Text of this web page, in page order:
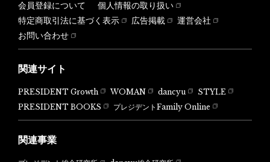
会員登録について
個人情報の取り扱い
特定商取引法に基づく表示
広告掲載
運営会社
お問い合わせ
関連サイト
PRESIDENT Growth WOMAN dancyu
STYLE
PRESIDENT BOOKS
プレジデントFamily Online
関連事業